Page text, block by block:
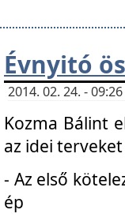
Évnyitó
2014. 02. 24. -
Kozma Bálint
az idei
- Az első
ép